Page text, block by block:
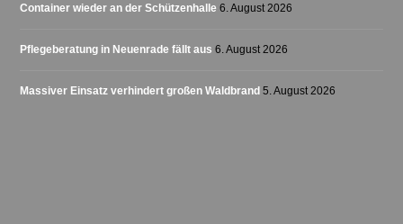
Container wieder an der Schützenhalle 6. August 2026
Pflegeberatung in Neuenrade fällt aus 6. August 2026
Massiver Einsatz verhindert großen Waldbrand 5. August 2026